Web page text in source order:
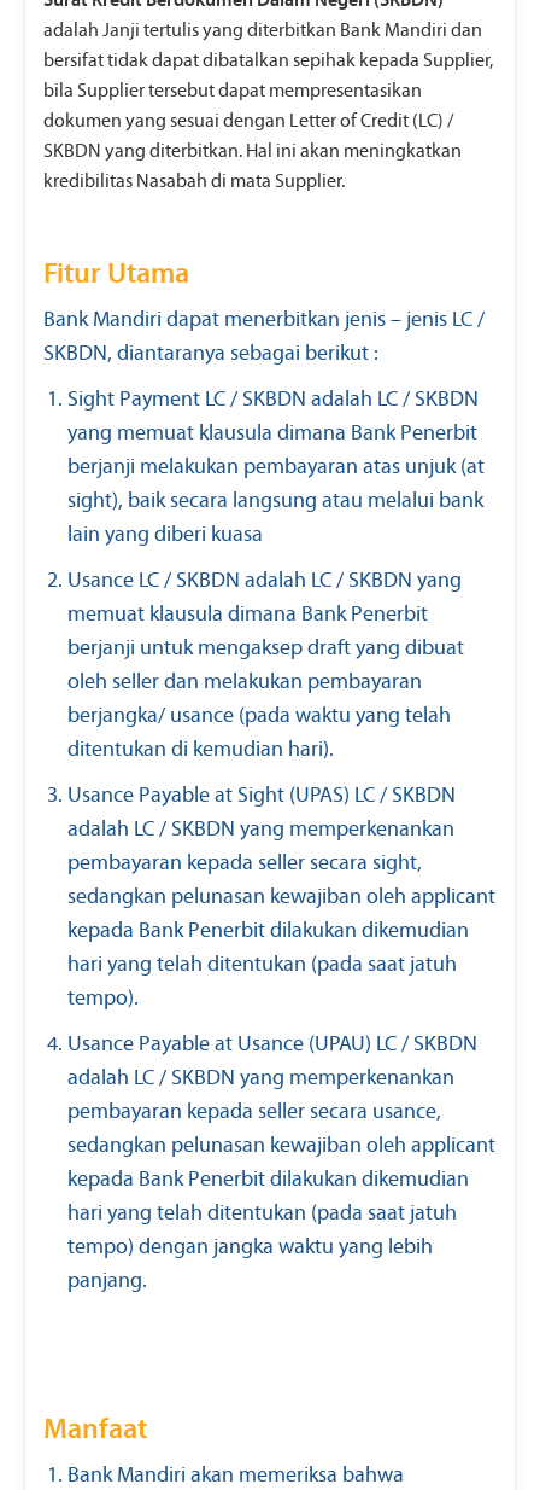
adalah Janji tertulis yang diterbitkan Bank Mandiri dan
bersifat tidak dapat dibatalkan sepihak kepada Supplier,
bila Supplier tersebut dapat mempresentasikan
dokumen yang sesuai dengan Letter of Credit (LC) /
SKBDN yang diterbitkan. Hal ini akan meningkatkan
kredibilitas Nasabah di mata Supplier.
Fitur Utama
Bank Mandiri dapat menerbitkan jenis – jenis LC /
SKBDN, diantaranya sebagai berikut :
Sight Payment LC / SKBDN adalah LC / SKBDN
yang memuat klausula dimana Bank Penerbit
berjanji melakukan pembayaran atas unjuk (at
sight), baik secara langsung atau melalui bank
lain yang diberi kuasa
Usance LC / SKBDN adalah LC / SKBDN yang
memuat klausula dimana Bank Penerbit
berjanji untuk mengaksep draft yang dibuat
oleh seller dan melakukan pembayaran
berjangka/ usance (pada waktu yang telah
ditentukan di kemudian hari).
Usance Payable at Sight (UPAS) LC / SKBDN
adalah LC / SKBDN yang memperkenankan
pembayaran kepada seller secara sight,
sedangkan pelunasan kewajiban oleh applicant
kepada Bank Penerbit dilakukan dikemudian
hari yang telah ditentukan (pada saat jatuh
tempo).
Usance Payable at Usance (UPAU) LC / SKBDN
adalah LC / SKBDN yang memperkenankan
pembayaran kepada seller secara usance,
sedangkan pelunasan kewajiban oleh applicant
kepada Bank Penerbit dilakukan dikemudian
hari yang telah ditentukan (pada saat jatuh
tempo) dengan jangka waktu yang lebih
panjang.
Manfaat
Bank Mandiri akan memeriksa bahwa